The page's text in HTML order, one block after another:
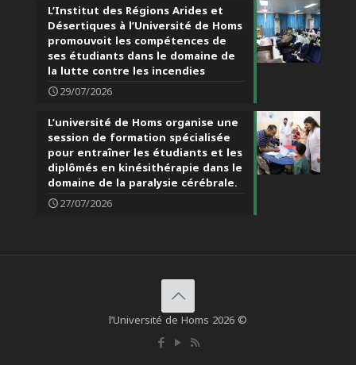
L’Institut des Régions Arides et
Désertiques à l’Université de Homs
promouvoit les compétences de
ses étudiants dans le domaine de
la lutte contre les incendies
29/07/2026
L’université de Homs organise une
session de formation spécialisée
pour entraîner les étudiants et les
diplômés en kinésithérapie dans le
domaine de la paralysie cérébrale.
27/07/2026
l’Université de Homs 2026 ©